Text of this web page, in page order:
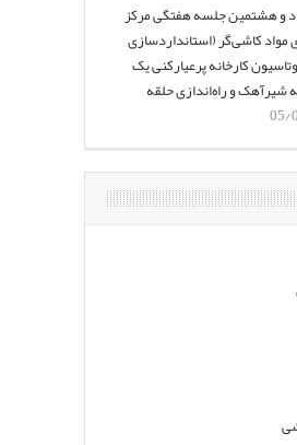
و هشتمین جلسه هفتگی مرکز
مواد کاشی‌گر (استانداردسازی
کارخانه پرعیارکنی یک
و راه‌اندازی حلقه
05/